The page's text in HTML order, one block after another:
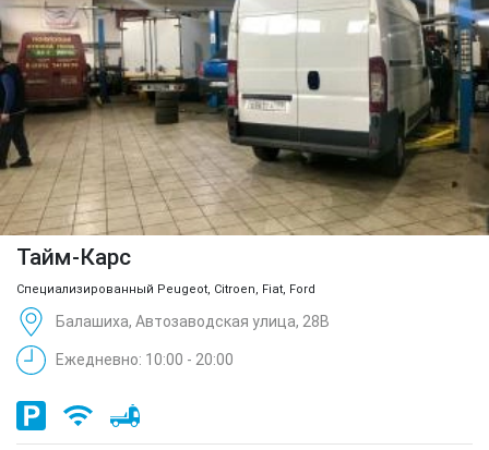
Тайм-Карс
Специализированный Peugeot, Citroen, Fiat, Ford
Балашиха, Автозаводская улица, 28В
Ежедневно: 10:00 - 20:00